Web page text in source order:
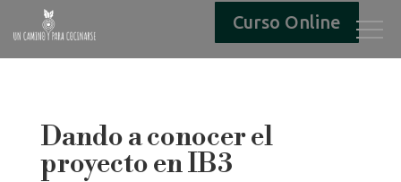
Curso Online
Dando a conocer el
proyecto en IB3